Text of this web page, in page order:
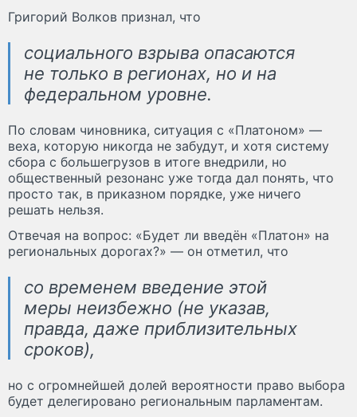
Григорий Волков признал, что
социального взрыва опасаются
не только в регионах, но и на
федеральном уровне.
По словам чиновника, ситуация с «Платоном» —
веха, которую никогда не забудут, и хотя систему
сбора с большегрузов в итоге внедрили, но
общественный резонанс уже тогда дал понять, что
просто так, в приказном порядке, уже ничего
решать нельзя.
Отвечая на вопрос: «Будет ли введён «Платон» на
региональных дорогах?» — он отметил, что
со временем введение этой
меры неизбежно (не указав,
правда, даже приблизительных
сроков),
но с огромнейшей долей вероятности право выбора
будет делегировано региональным парламентам.